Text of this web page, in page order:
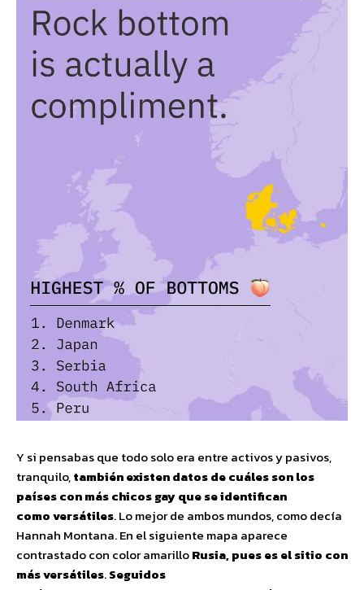
Y si pensabas que todo solo era entre activos y pasivos,
tranquilo,también existen datos de cuáles son los
países con más chicos gay que se identifican
como versátiles. Lo mejor de ambos mundos, como decía
Hannah Montana. En el siguiente mapa aparece
contrastado con color amarilloRusia, pues es el sitio con
más versátiles.Seguidos